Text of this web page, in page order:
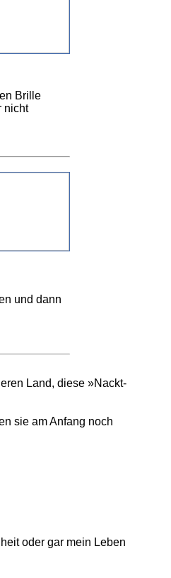
Brille
nicht
und dann
Land, diese »Nackt-
sie am Anfang noch
oder gar mein Leben